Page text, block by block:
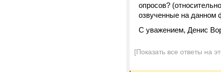
опросов?
озвученные на данном
С уважением, Денис
[Показать все ответы на